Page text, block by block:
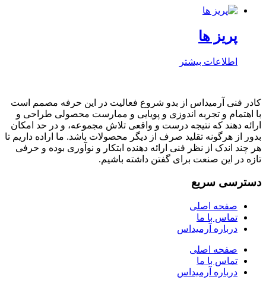
پریز ها
اطلاعات بیشتر
کادر فنی آرمیداس از بدو شروع فعالیت در این حرفه مصمم است
با اهتمام و تجربه اندوزی و پویایی و ممارست محصولی طراحی و
ارائه دهند که نتیجه درست و واقعی تلاش مجموعه، و در حد امکان
بدور از هرگونه تقلید صرف از دیگر محصولات باشد. ما اراده داریم تا
هر چند اندک از نظر فنی ارائه دهنده ابتکار و نوآوری بوده و حرفی
تازه در این صنعت برای گفتن داشته باشیم.
دسترسی سریع
صفحه اصلی
تماس با ما
درباره آرمیداس
صفحه اصلی
تماس با ما
درباره آرمیداس